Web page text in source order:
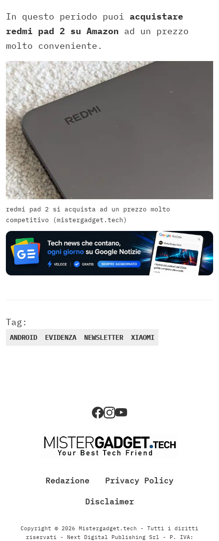
In questo periodo puoi acquistare
redmi pad 2 su Amazon ad un prezzo
molto conveniente.
redmi pad 2 si acquista ad un prezzo molto
competitivo (mistergadget.tech)
Tag:
ANDROID EVIDENZA NEWSLETTER XIAOMI
Redazione Privacy Policy
Disclaimer
Copyright © 2026 Mistergadget.tech - Tutti i diritti
riservati - Next Digital Publishing Srl - P. IVA: